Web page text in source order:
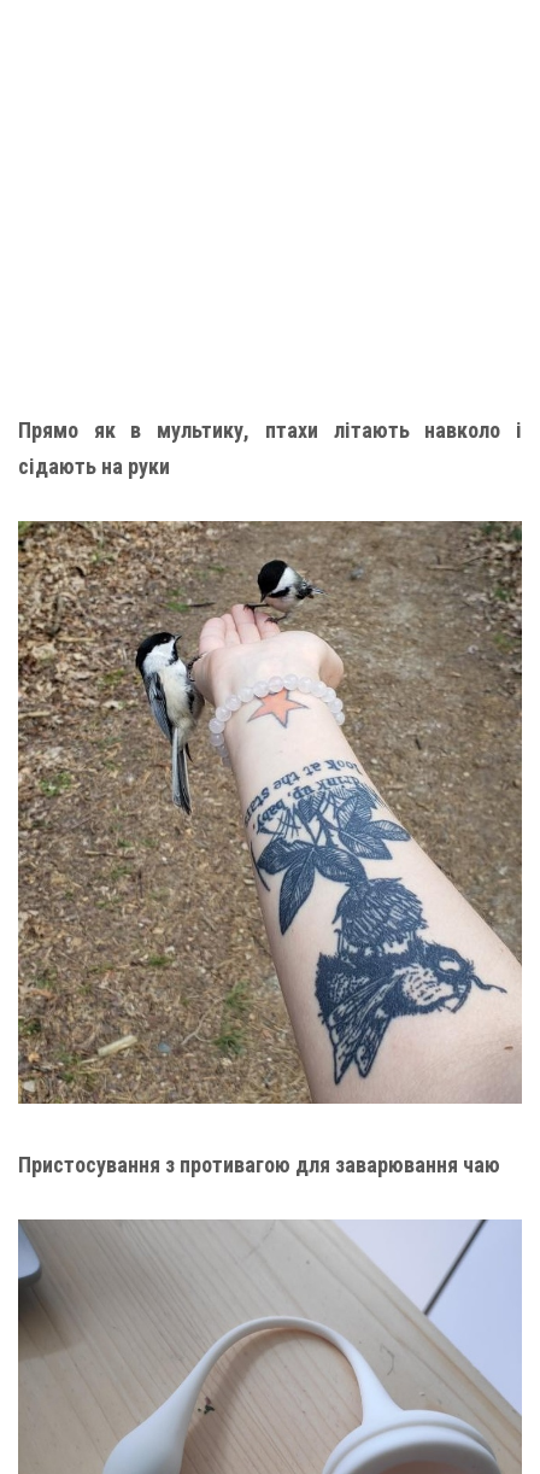
Прямо як в мультику, птахи літають навколо і
сідають на руки
Пристосування з противагою для заварювання чаю